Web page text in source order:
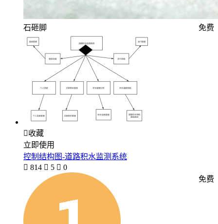
石砸脚 免费
收藏
立即使用
控制结构图-道路积水监测系统
 814  5  0
免费